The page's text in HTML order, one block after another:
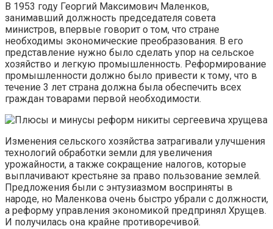
В 1953 году Георгий Максимович Маленков,
занимавший должность председателя совета
министров, впервые говорит о том, что стране
необходимы экономические преобразования. В его
представление нужно было сделать упор на сельское
хозяйство и легкую промышленность. Реформирование
промышленности должно было привести к тому, что в
течение 3 лет страна должна была обеспечить всех
граждан товарами первой необходимости.
Изменения сельского хозяйства затрагивали улучшения
технологий обработки земли для увеличения
урожайности, а также сокращение налогов, которые
выплачивают крестьяне за право пользование землей.
Предложения были с энтузиазмом восприняты в
народе, но Маленкова очень быстро убрали с должности,
а реформу управления экономикой предпринял Хрущев.
И получилась она крайне противоречивой.